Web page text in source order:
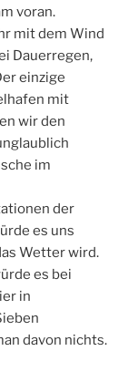
voran.
mit dem Wind
Dauerregen,
einzige
mit
wir den
im
der
es uns
Wetter wird.
es bei
in
davon nichts.